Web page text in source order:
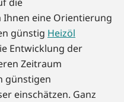
Ihnen eine Orientierung
günstig Heizöl
Entwicklung der
Zeitraum
günstigen
einschätzen. Ganz